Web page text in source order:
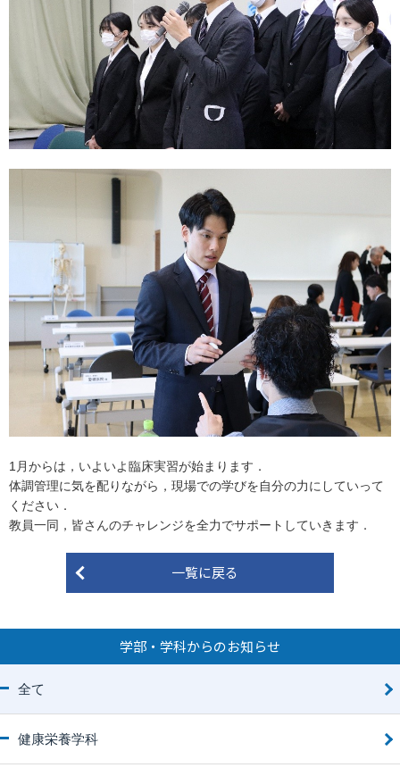
1月からは，いよいよ臨床実習が始まります．
体調管理に気を配りながら，現場での学びを自分の力にしていって
ください．
教員一同，皆さんのチャレンジを全力でサポートしていきます．
一覧に戻る
学部・学科からのお知らせ
全て
健康栄養学科